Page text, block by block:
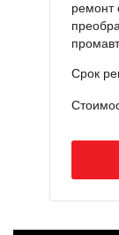
ремонт
Срок